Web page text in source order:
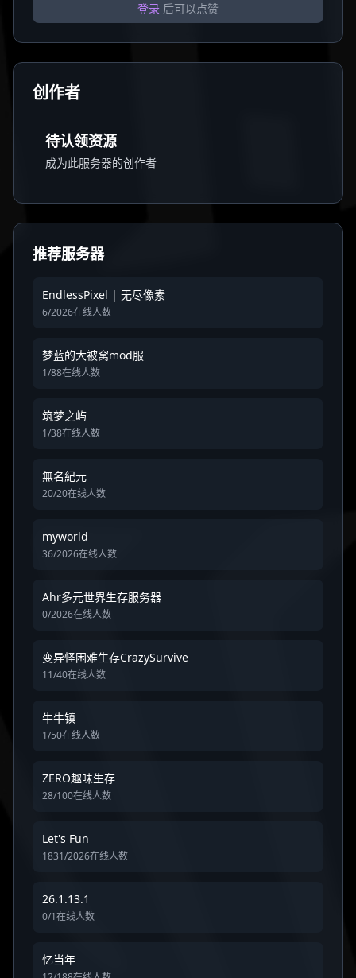
登录 后可以点赞
创作者
待认领资源
成为此服务器的创作者
推荐服务器
EndlessPixel | 无尽像素
6/2026在线人数
梦蓝的大被窝mod服
1/88在线人数
筑梦之屿
1/38在线人数
無名紀元
20/20在线人数
myworld
36/2026在线人数
Ahr多元世界生存服务器
0/2026在线人数
变异怪困难生存CrazySurvive
11/40在线人数
牛牛镇
1/50在线人数
ZERO趣味生存
28/100在线人数
Let's Fun
1831/2026在线人数
26.1.13.1
0/1在线人数
忆当年